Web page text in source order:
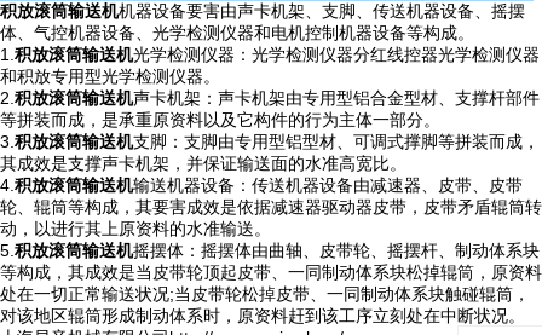
积放滚筒输送机机器设备要害由声卡机架、支脚、传送机器设备、摇摆
体、气控机器设备、光学检测仪器和电机控制机器设备等构成。
1.积放滚筒输送机光学检测仪器：光学检测仪器分红线控器光学检测仪器
和积放专用型光学检测仪器。
2.积放滚筒输送机声卡机架：声卡机架由专用型铝合金型材、支撑杆部件
等拼装而成，是承重原资料以及它构件的行为主体一部分。
3.积放滚筒输送机支脚：支脚由专用型铝型材、可调式撑脚等拼装而成，
其成效是支撑声卡机架，并保证输送面的水准高宽比。
4.积放滚筒输送机输送机器设备：传送机器设备由减速器、皮带、皮带
轮、辊筒等构成，其要害成效是依据减速器驱动器皮带，皮带矛盾辊筒转
动，以进行其上原资料的水准输送。
5.积放滚筒输送机摇摆体：摇摆体由曲轴、皮带轮、摇摆杆、制动体系块
等构成，其成效是当皮带轮顶起皮带、一同制动体系块松掉辊筒，原资料
处在一切正常输送状况;当皮带轮松掉皮带、一同制动体系块触碰辊筒，
对该地区辊筒形成制动体系时，原资料赶到该工序立刻处在中断状况。